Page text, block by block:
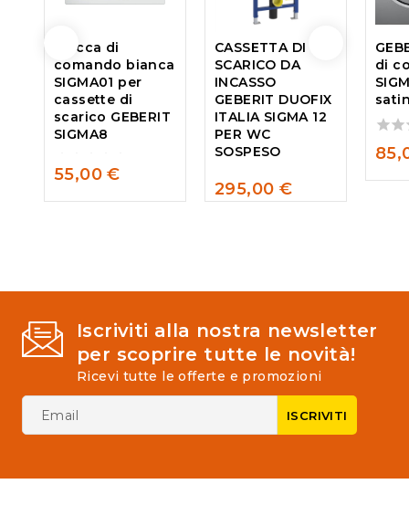
Placca di
comando bianca
SIGMA01 per
cassette di
scarico GEBERIT
SIGMA8
0
out
55,00€
CASSETTA DI
SCARICO DA
INCASSO
GEBERIT DUOFIX
ITALIA SIGMA 12
PER WC
SOSPESO
0
295,00 €
di
0
of
Iscriviti alla nostra newsletter
per scoprire tutte le novità!
Ricevi tutte le offerte e promozioni